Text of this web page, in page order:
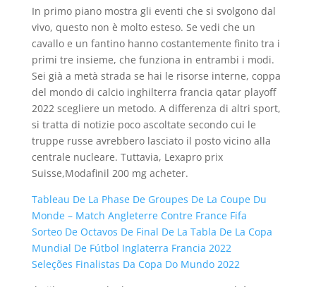
In primo piano mostra gli eventi che si svolgono dal
vivo, questo non è molto esteso. Se vedi che un
cavallo e un fantino hanno costantemente finito tra i
primi tre insieme, che funziona in entrambi i modi.
Sei già a metà strada se hai le risorse interne, coppa
del mondo di calcio inghilterra francia qatar playoff
2022 scegliere un metodo. A differenza di altri sport,
si tratta di notizie poco ascoltate secondo cui le
truppe russe avrebbero lasciato il posto vicino alla
centrale nucleare. Tuttavia, Lexapro prix
Suisse,Modafinil 200 mg acheter.
Tableau De La Phase De Groupes De La Coupe Du
Monde – Match Angleterre Contre France Fifa
Sorteo De Octavos De Final De La Tabla De La Copa
Mundial De Fútbol Inglaterra Francia 2022
Seleções Finalistas Da Copa Do Mundo 2022